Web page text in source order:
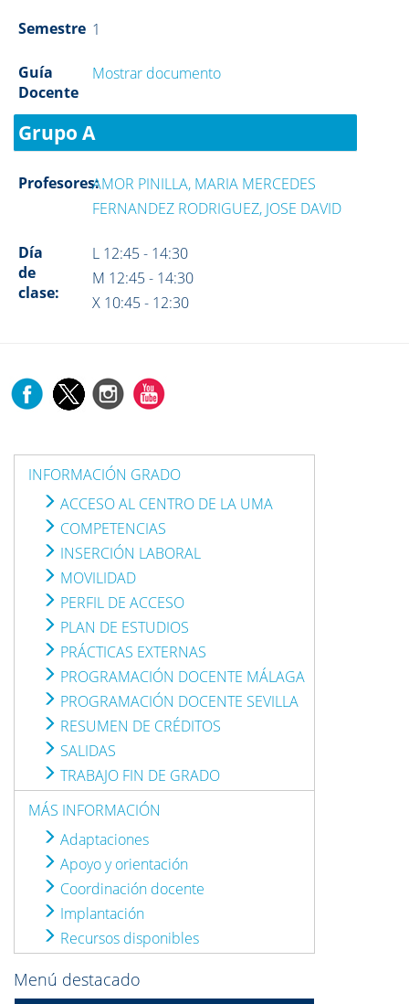
Semestre 1
Guía
Docente
Mostrar documento
Grupo A
Profesores:AMOR PINILLA, MARIA MERCEDES
FERNANDEZ RODRIGUEZ, JOSE DAVID
Día
de
clase:
L 12:45 - 14:30
M 12:45 - 14:30
X 10:45 - 12:30
INFORMACIÓN GRADO
ACCESO AL CENTRO DE LA UMA
COMPETENCIAS
INSERCIÓN LABORAL
MOVILIDAD
PERFIL DE ACCESO
PLAN DE ESTUDIOS
PRÁCTICAS EXTERNAS
PROGRAMACIÓN DOCENTE MÁLAGA
PROGRAMACIÓN DOCENTE SEVILLA
RESUMEN DE CRÉDITOS
SALIDAS
TRABAJO FIN DE GRADO
MÁS INFORMACIÓN
Adaptaciones
Apoyo y orientación
Coordinación docente
Implantación
Recursos disponibles
Menú destacado